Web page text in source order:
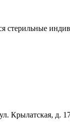
стерильные
Крылатская, д.